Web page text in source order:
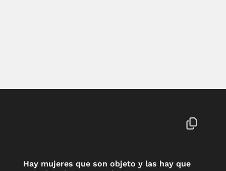
Hay mujeres que son objeto y las hay que